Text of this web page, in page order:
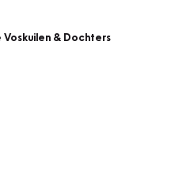
Voskuilen & Dochters